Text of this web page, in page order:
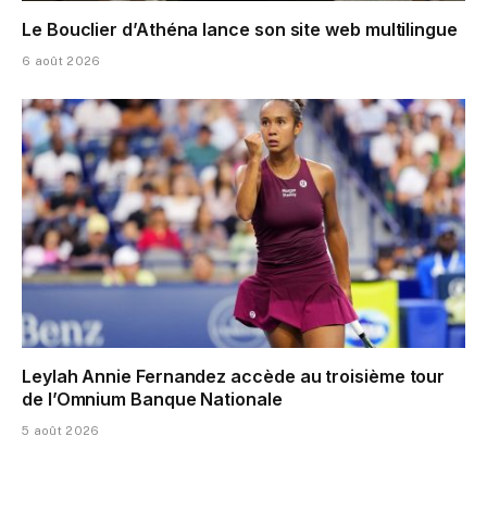
Le Bouclier d’Athéna lance son site web multilingue
6 août 2026
Leylah Annie Fernandez accède au troisième tour
de l’Omnium Banque Nationale
5 août 2026